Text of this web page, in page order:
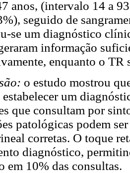
anos, (intervalo 14 a
seguido de
se um diagnóstico
informação
enquanto o TR
o estudo mostrou
estabelecer um
que consultam por
patológicas podem
corretas. O toque
diagnóstico,
em 10% das consultas.